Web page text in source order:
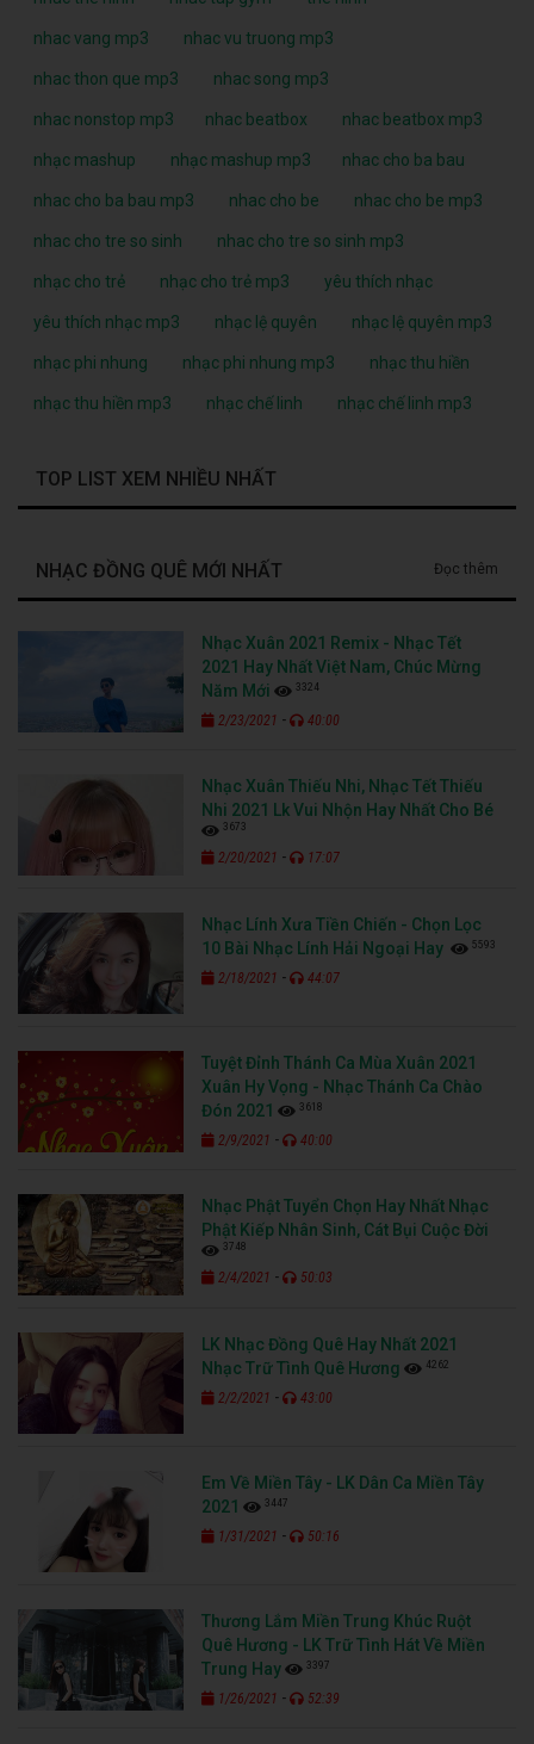
nhac vang mp3 nhac vu truong mp3
nhac thon que mp3 nhac song mp3
nhac nonstop mp3 nhac beatbox nhac beatbox mp3
nhạc mashup nhạc mashup mp3 nhac cho ba bau
nhac cho ba bau mp3 nhac cho be nhac cho be mp3
nhac cho tre so sinh nhac cho tre so sinh mp3
nhạc cho trẻ nhạc cho trẻ mp3 yêu thích nhạc
yêu thích nhạc mp3 nhạc lệ quyên nhạc lệ quyên mp3
nhạc phi nhung nhạc phi nhung mp3 nhạc thu hiền
nhạc thu hiền mp3 nhạc chế linh nhạc chế linh mp3
TOP LIST XEM NHIỀU NHẤT
NHẠC ĐỒNG QUÊ MỚI NHẤT Đọc thêm
Nhạc Xuân 2021 Remix - Nhạc Tết
2021 Hay Nhất Việt Nam, Chúc Mừng
Năm Mới
3324
2/23/2021 - 40:00
Nhạc Xuân Thiếu Nhi, Nhạc Tết Thiếu
Nhi 2021 Lk Vui Nhộn Hay Nhất Cho Bé
3673
2/20/2021 - 17:07
Nhạc Lính Xưa Tiền Chiến - Chọn Lọc
10 Bài Nhạc Lính Hải Ngoại Hay
5593
2/18/2021 - 44:07
Tuyệt Đỉnh Thánh Ca Mùa Xuân 2021
Xuân Hy Vọng - Nhạc Thánh Ca Chào
Đón 2021
3618
2/9/2021 - 40:00
Nhạc Phật Tuyển Chọn Hay Nhất Nhạc
Phật Kiếp Nhân Sinh, Cát Bụi Cuộc Đời
3748
2/4/2021 - 50:03
LK Nhạc Đồng Quê Hay Nhất 2021
Nhạc Trữ Tình Quê Hương
4262
2/2/2021 - 43:00
Em Về Miền Tây - LK Dân Ca Miền Tây
2021
3447
1/31/2021 - 50:16
Thương Lắm Miền Trung Khúc Ruột
Quê Hương - LK Trữ Tình Hát Về Miền
Trung Hay
3397
1/26/2021 - 52:39